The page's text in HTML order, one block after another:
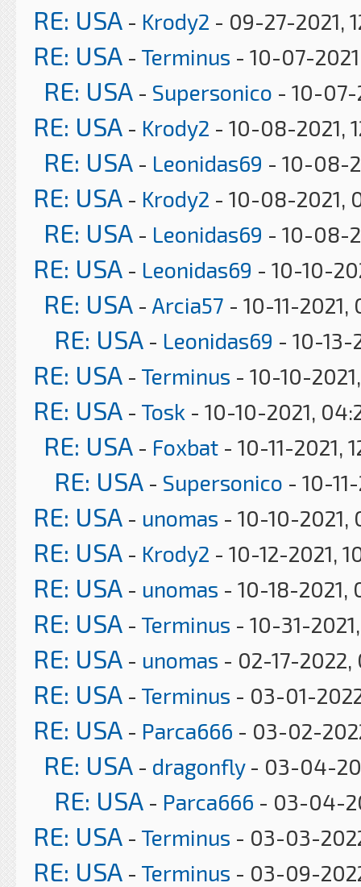
RE: USA - Krody2 - 09-27-2021,
RE: USA - Terminus - 10-07-
RE: USA - Supersonico - 10-07-
RE: USA - Krody2 - 10-08-2021,
RE: USA - Leonidas69 - 10-08-
RE: USA - Krody2 - 10-08-2021,
RE: USA - Leonidas69 - 10-08-
RE: USA - Leonidas69 - 10-10-
RE: USA - Arcia57 - 10-11-2021,
RE: USA - Leonidas69 - 10-13-
RE: USA - Terminus - 10-10-
RE: USA - Tosk - 10-10-2021,
RE: USA - Foxbat - 10-11-2021,
RE: USA - Supersonico - 10-
RE: USA - unomas - 10-10-2021,
RE: USA - Krody2 - 10-12-2021,
RE: USA - unomas - 10-18-2021,
RE: USA - Terminus - 10-31-
RE: USA - unomas - 02-17-2022,
RE: USA - Terminus - 03-01-
RE: USA - Parca666 - 03-02-
RE: USA - dragonfly- 03-04-
RE: USA - Parca666 - 03-04-
RE: USA - Terminus - 03-03-
RE: USA - Terminus - 03-09-